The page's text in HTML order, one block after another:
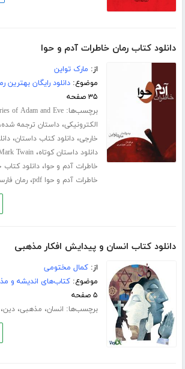
دانلود کتاب رمان خاطرات آدم و حوا
از: مارک تواین
موضوع:دانلود رایگان بهترین
۳۵ صفحه
برچسب‌ها:of Adam and Eve
الکترونیکی،داستان ترجمه شده
خارجی،دانلود کتاب داستان،
دانلود داستان کوتاه،Twain
خاطرات آدم و حوا،دانلود
خاطرات آدم و حوا pdf
،رمان
دانلود کتاب انسان و پیدایش افکار مذهبی
از:کمال مختومی
موضوع:کتاب‌های اندیشه و
۵ صفحه
برچسب‌ها: انسان، مذهبی،دین،